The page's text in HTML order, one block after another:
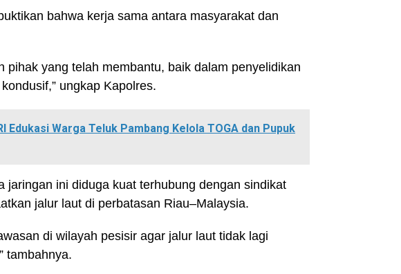
bahwa kerja sama antara masyarakat dan
pihak yang telah membantu, baik dalam penyelidikan
ungkap Kapolres.
Edukasi Warga Teluk Pambang Kelola TOGA dan Pupuk
jaringan ini diduga kuat terhubung dengan sindikat
jalur laut di perbatasan Riau–Malaysia.
di wilayah pesisir agar jalur laut tidak lagi
tambahnya.